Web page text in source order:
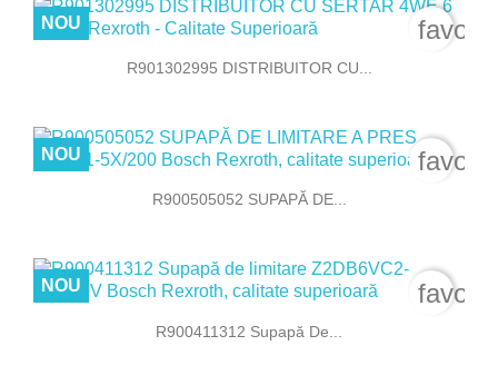
R901302995 DISTRIBUITOR CU...
NOU
R900505052 SUPAPĂ DE...
NOU
R900411312 Supapă De...
NOU